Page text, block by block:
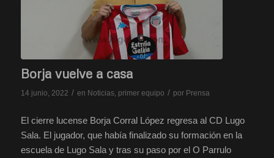
Borja vuelve a casa
14 junio, 2022 / en Noticias, primer equipo / por Prensa
El cierre lucense Borja Corral López regresa al CD Lugo
Sala. El jugador, que había finalizado su formación en la
escuela de Lugo Sala y tras su paso por el O Parrulo